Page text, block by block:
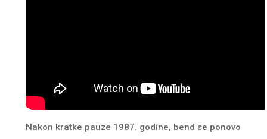
Nakon kratke pauze 1987. godine, bend se ponovo